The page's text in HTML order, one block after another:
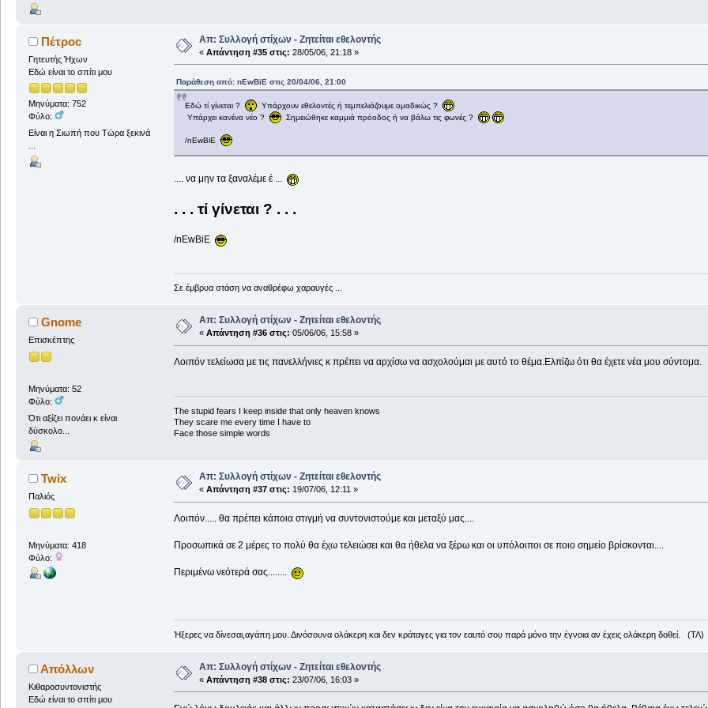
Πέτροc
Γητευτής Ήχων
Εδώ είναι το σπίτι μου
Μηνύματα: 752
Φύλο:
Είναι η Σιωπή που Τώρα ξεκινά
...
Απ: Συλλογή στίχων - Ζητείται εθελοντής
« Απάντηση #35 στις: 28/05/06, 21:18 »
Παράθεση από: nEwBiE στις 20/04/06, 21:00
Εδώ τί γίνεται ?
Υπάρχουν εθελοντές ή τεμπελιάζουμε ομαδικώς ?
Υπάρχει κανένα νέο ?
Σημειώθηκε καμμιά πρόοδος ή να βάλω τις φωνές ?
/nEwBiE
.... να μην τα ξαναλέμε έ ...
. . . τί γίνεται ? . . .
/nEwBiE
Σε έμβρυα στάση να αναθρέφω χαραυγές ...
Gnome
Επισκέπτης
Μηνύματα: 52
Φύλο:
Ότι αξίζει πονάει κ είναι
δύσκολο...
Απ: Συλλογή στίχων - Ζητείται εθελοντής
« Απάντηση #36 στις: 05/06/06, 15:58 »
Λοιπόν τελείωσα με τις πανελλήνιες κ πρέπει να αρχίσω να ασχολούμαι με αυτό το θέμα.Ελπίζω ότι θα έχετε νέα μου σύντομα.
The stupid fears I keep inside that only heaven knows
They scare me every time I have to
Face those simple words
Twix
Παλιός
Μηνύματα: 418
Φύλο:
Απ: Συλλογή στίχων - Ζητείται εθελοντής
« Απάντηση #37 στις: 19/07/06, 12:11 »
Λοιπόν..... θα πρέπει κάποια στιγμή να συντονιστούμε και μεταξύ μας....
Προσωπικά σε 2 μέρες το πολύ θα έχω τελειώσει και θα ήθελα να ξέρω και οι υπόλοιποι σε ποιο σημείο βρίσκονται....
Περιμένω νεότερά σας........
Ήξερες να δίνεσαι,αγάπη μου. Δινόσουνα ολάκερη και δεν κράταγες για τον εαυτό σου παρά μόνο την έγνοια αν έχεις ολάκερη δοθεί. (ΤΛ)
Απόλλων
Κιθαροσυντονιστής
Εδώ είναι το σπίτι μου
Απ: Συλλογή στίχων - Ζητείται εθελοντής
« Απάντηση #38 στις: 23/07/06, 16:03 »